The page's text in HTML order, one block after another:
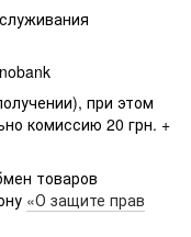
при этом
комиссию 20 грн. +
товаров
«О защите прав